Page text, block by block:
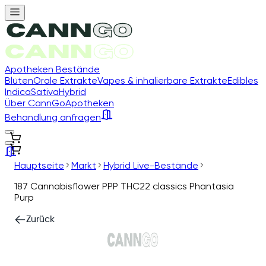
Apotheken Bestände
BlütenOrale ExtrakteVapes & inhalierbare ExtrakteEdibles
IndicaSativaHybrid
Über CannGoApotheken
Behandlung anfragen
Hauptseite Markt
Hybrid Live-Bestände
187 Cannabisflower PPP THC22 classics Phantasia
Purp
Zurück